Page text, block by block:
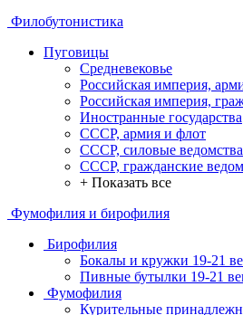
Филобутонистика
Пуговицы
Средневековье
Российская империя,
Российская империя,
Иностранные государства
СССР, армия и флот
СССР, силовые ведомства
СССР, гражданские
+ Показать все
Фумофилия и бирофилия
Бирофилия
Бокалы и кружки 19-21
Пивные бутылки 19-21
Фумофилия
Курительные